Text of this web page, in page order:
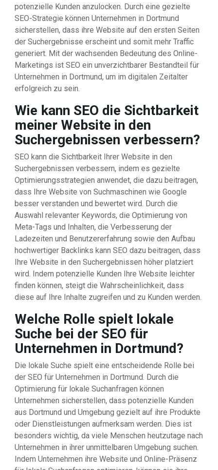
potenzielle Kunden anzulocken. Durch eine gezielte
SEO-Strategie können Unternehmen in Dortmund
sicherstellen, dass ihre Website auf den ersten Seiten
der Suchergebnisse erscheint und somit mehr Traffic
generiert. Mit der wachsenden Bedeutung des Online-
Marketings ist SEO ein unverzichtbarer Bestandteil für
Unternehmen in Dortmund, um im digitalen Zeitalter
erfolgreich zu sein.
Wie kann SEO die Sichtbarkeit
meiner Website in den
Suchergebnissen verbessern?
SEO kann die Sichtbarkeit Ihrer Website in den
Suchergebnissen verbessern, indem es gezielte
Optimierungsstrategien anwendet, die dazu beitragen,
dass Ihre Website von Suchmaschinen wie Google
besser verstanden und bewertet wird. Durch die
Auswahl relevanter Keywords, die Optimierung von
Meta-Tags und Inhalten, die Verbesserung der
Ladezeiten und Benutzererfahrung sowie den Aufbau
hochwertiger Backlinks kann SEO dazu beitragen, dass
Ihre Website in den Suchergebnissen höher platziert
wird. Indem potenzielle Kunden Ihre Website leichter
finden können, steigt die Wahrscheinlichkeit, dass
diese auf Ihre Inhalte zugreifen und zu Kunden werden.
Welche Rolle spielt lokale
Suche bei der SEO für
Unternehmen in Dortmund?
Die lokale Suche spielt eine entscheidende Rolle bei
der SEO für Unternehmen in Dortmund. Durch die
Optimierung für lokale Suchanfragen können
Unternehmen sicherstellen, dass potenzielle Kunden
aus Dortmund und Umgebung gezielt auf ihre Produkte
oder Dienstleistungen aufmerksam werden. Dies ist
besonders wichtig, da viele Menschen heutzutage nach
Unternehmen in ihrer unmittelbaren Umgebung suchen.
Indem Unternehmen ihre Website und Online-Präsenz